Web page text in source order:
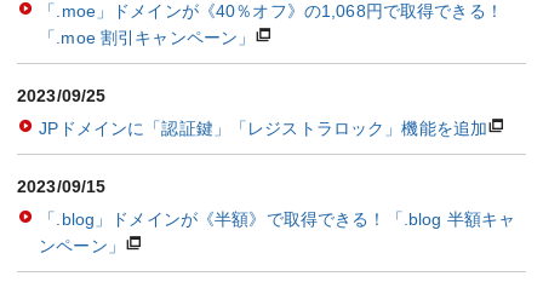
「.moe」ドメインが《40％オフ》の1,068円で取得できる！
「.moe 割引キャンペーン」
2023/09/25
JPドメインに「認証鍵」「レジストラロック」機能を追加
2023/09/15
「.blog」ドメインが《半額》で取得できる！「.blog 半額キャ
ンペーン」